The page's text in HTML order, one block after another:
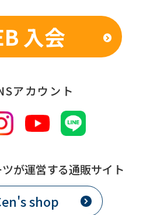
We
ask
that
fully
understand
this
using
the
service.
入会
アカウント
が運営する通販サイト
shop